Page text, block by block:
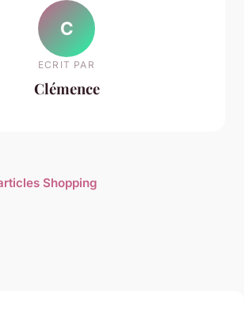
C
ECRIT PAR
Clémence
Shopping